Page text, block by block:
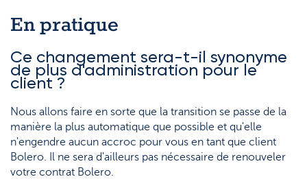
En pratique
Ce changement sera-t-il synonyme
de plus d'administration pour le
client ?
Nous allons faire en sorte que la transition se passe de la
manière la plus automatique que possible et qu'elle
n'engendre aucun accroc pour vous en tant que client
Bolero. Il ne sera d'ailleurs pas nécessaire de renouveler
votre contrat Bolero.